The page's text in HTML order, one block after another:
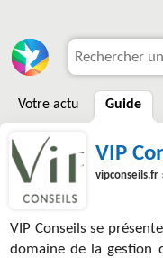
Votre actu Guide
VIP
vipconseils.fr
VIP Conseils se
domaine de la gestion